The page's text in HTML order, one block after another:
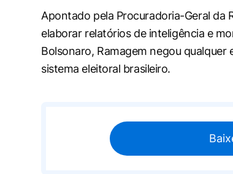
Apontado pela Procuradoria-Geral da
elaborar relatórios de inteligência e
Bolsonaro, Ramagem negou
sistema eleitoral brasileiro.